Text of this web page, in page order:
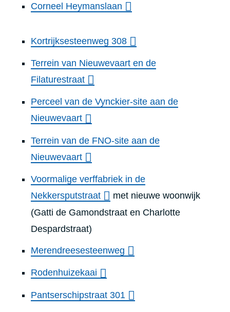
Corneel Heymanslaan
Kortrijksesteenweg 308
Terrein van Nieuwevaart en de
Filaturestraat
Perceel van de Vynckier-site aan de
Nieuwevaart
Terrein van de FNO-site aan de
Nieuwevaart
Voormalige verffabriek in de
Nekkersputstraat
met nieuwe woonwijk
(Gatti de Gamondstraat en Charlotte
Despardstraat)
Merendreesesteenweg
Rodenhuizekaai
Pantserschipstraat 301